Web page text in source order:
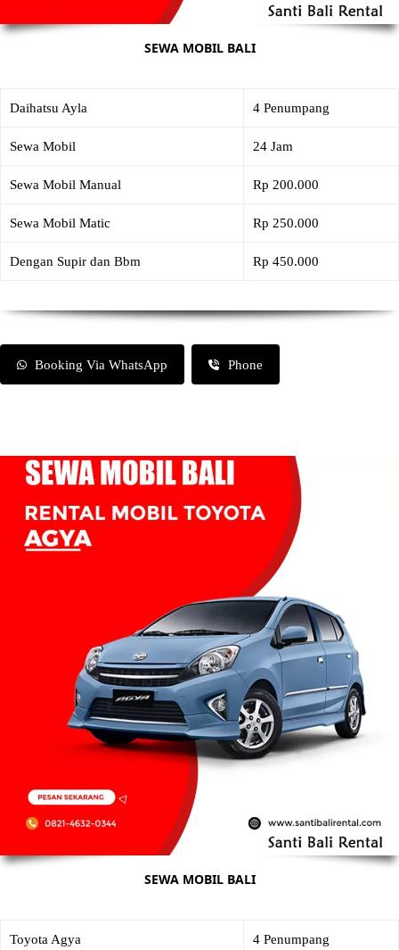
SEWA MOBIL BALI
Daihatsu Ayla 4 Penumpang
Sewa Mobil 24 Jam
Sewa Mobil Manual Rp 200.000
Sewa Mobil Matic Rp 250.000
Dengan Supir dan Bbm Rp 450.000
Booking Via WhatsApp Phone
SEWA MOBIL BALI
Toyota Agya 4 Penumpang